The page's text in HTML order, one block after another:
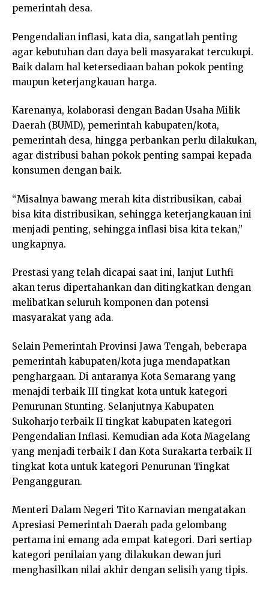
pemerintah desa.
Pengendalian inflasi, kata dia, sangatlah penting
agar kebutuhan dan daya beli masyarakat tercukupi.
Baik dalam hal ketersediaan bahan pokok penting
maupun keterjangkauan harga.
Karenanya, kolaborasi dengan Badan Usaha Milik
Daerah (BUMD), pemerintah kabupaten/kota,
pemerintah desa, hingga perbankan perlu dilakukan,
agar distribusi bahan pokok penting sampai kepada
konsumen dengan baik.
“Misalnya bawang merah kita distribusikan, cabai
bisa kita distribusikan, sehingga keterjangkauan ini
menjadi penting, sehingga inflasi bisa kita tekan,”
ungkapnya.
Prestasi yang telah dicapai saat ini, lanjut Luthfi
akan terus dipertahankan dan ditingkatkan dengan
melibatkan seluruh komponen dan potensi
masyarakat yang ada.
Selain Pemerintah Provinsi Jawa Tengah, beberapa
pemerintah kabupaten/kota juga mendapatkan
penghargaan. Di antaranya Kota Semarang yang
menajdi terbaik III tingkat kota untuk kategori
Penurunan Stunting. Selanjutnya Kabupaten
Sukoharjo terbaik II tingkat kabupaten kategori
Pengendalian Inflasi. Kemudian ada Kota Magelang
yang menjadi terbaik I dan Kota Surakarta terbaik II
tingkat kota untuk kategori Penurunan Tingkat
Pengangguran.
Menteri Dalam Negeri Tito Karnavian mengatakan
Apresiasi Pemerintah Daerah pada gelombang
pertama ini emang ada empat kategori. Dari sertiap
kategori penilaian yang dilakukan dewan juri
menghasilkan nilai akhir dengan selisih yang tipis.